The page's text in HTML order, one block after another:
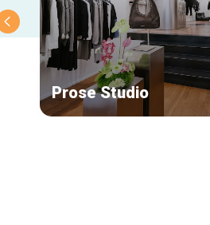
Prose Studio